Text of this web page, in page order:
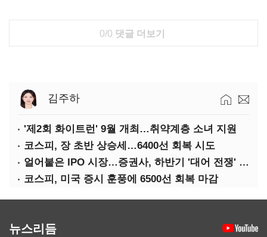
0/0 댓글 더보기
김주하
'제2회 화이트런' 9월 개최…취약계층 소녀 지원
코스피, 장 초반 상승세…6400선 회복 시도
얼어붙은 IPO 시장…증권사, 하반기 '대어 전쟁' 기대
코스피, 미국 증시 훈풍에 6500선 회복 마감
뉴스리듬